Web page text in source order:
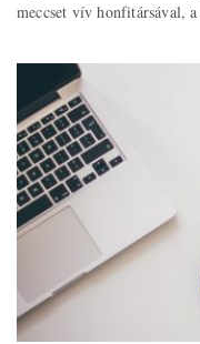
meccset vív honfitársával,